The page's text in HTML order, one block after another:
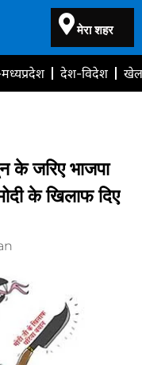
मेरा शहर
देश-विदेश
के जरिए भाजपा
के खिलाफ दिए